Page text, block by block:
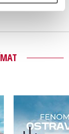
Fenomén
,
Tomáš Majliš